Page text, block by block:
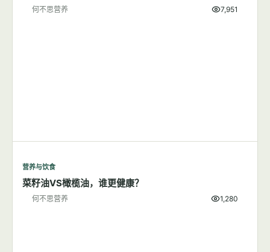
何不思营养 7,951
营养与饮食
菜籽油VS橄榄油，谁更健康？
何不思营养 1,280